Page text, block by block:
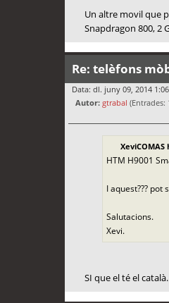
Un altre movil que
Snapdragon 800, 2
Re: telèfons
Data: dl. juny 09, 2014
Autor: gtrabal (Entrades:
HTM H9001
I aquest??? pot
Salutacions.
Xevi.
SI que el té el català.